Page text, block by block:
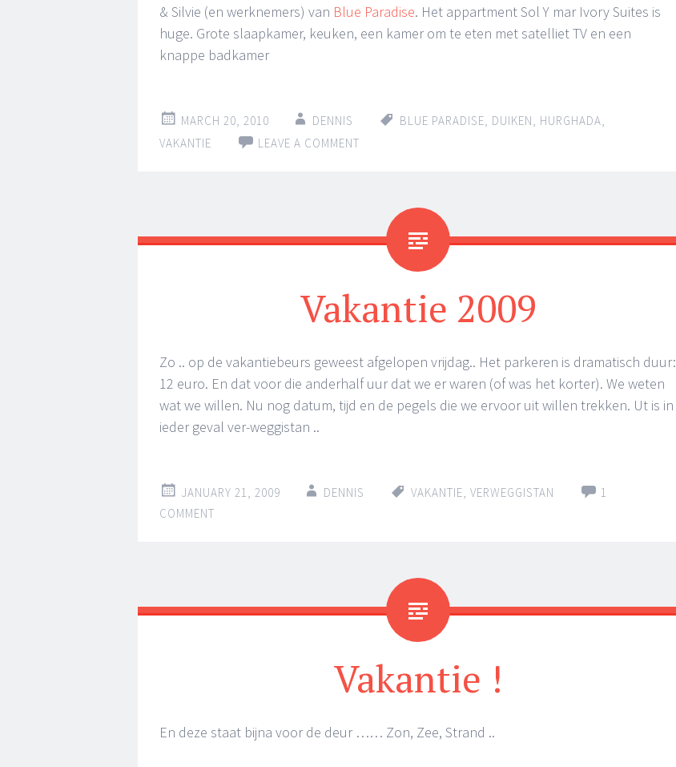
& Silvie (en werknemers) van Blue Paradise. Het appartment Sol Y mar Ivory Suites is
huge. Grote slaapkamer, keuken, een kamer om te eten met satelliet TV en een
knappe badkamer
MARCH 20, 2010 DENNIS BLUE PARADISE, DUIKEN, HURGHADA,
VAKANTIE
LEAVE A COMMENT
Vakantie 2009
Zo .. op de vakantiebeurs geweest afgelopen vrijdag.. Het parkeren is dramatisch duur:
12 euro. En dat voor die anderhalf uur dat we er waren (of was het korter). We weten
wat we willen. Nu nog datum, tijd en de pegels die we ervoor uit willen trekken. Ut is in
ieder geval ver-weggistan ..
JANUARY 21, 2009 DENNIS VAKANTIE, VERWEGGISTAN
1
COMMENT
Vakantie !
En deze staat bijna voor de deur …… Zon, Zee, Strand ..